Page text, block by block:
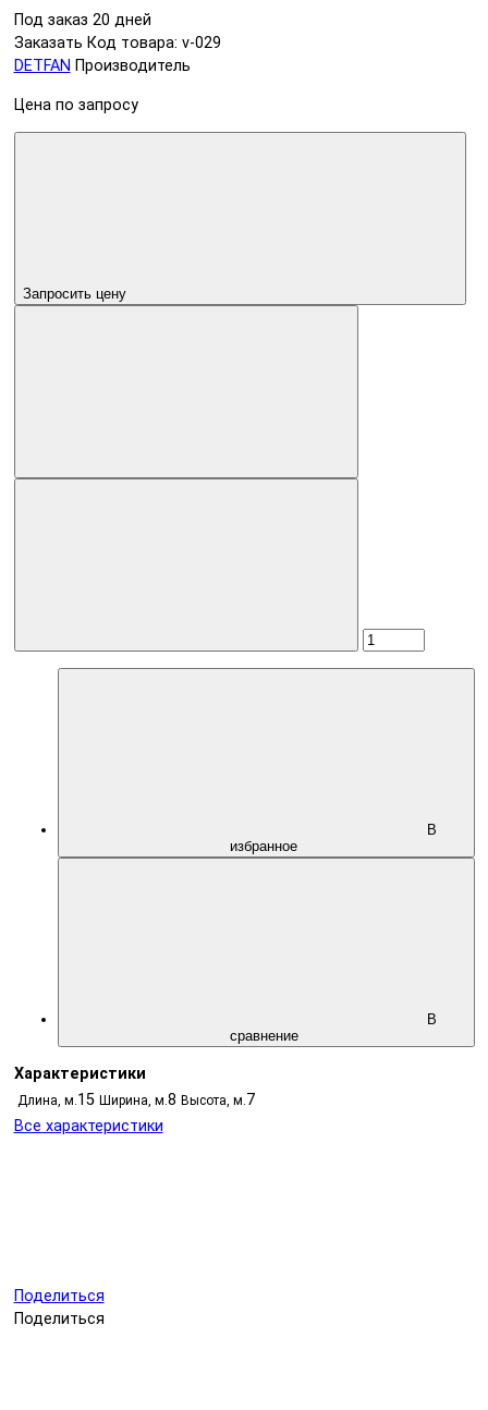
Под заказ 20 дней
Заказать Код товара: v-029
DETFAN Производитель
Цена по запросу
Запросить цену
В
избранное
В
сравнение
Характеристики
Длина, м.15 Ширина, м.8 Высота, м.7
Все характеристики
Поделиться
Поделиться